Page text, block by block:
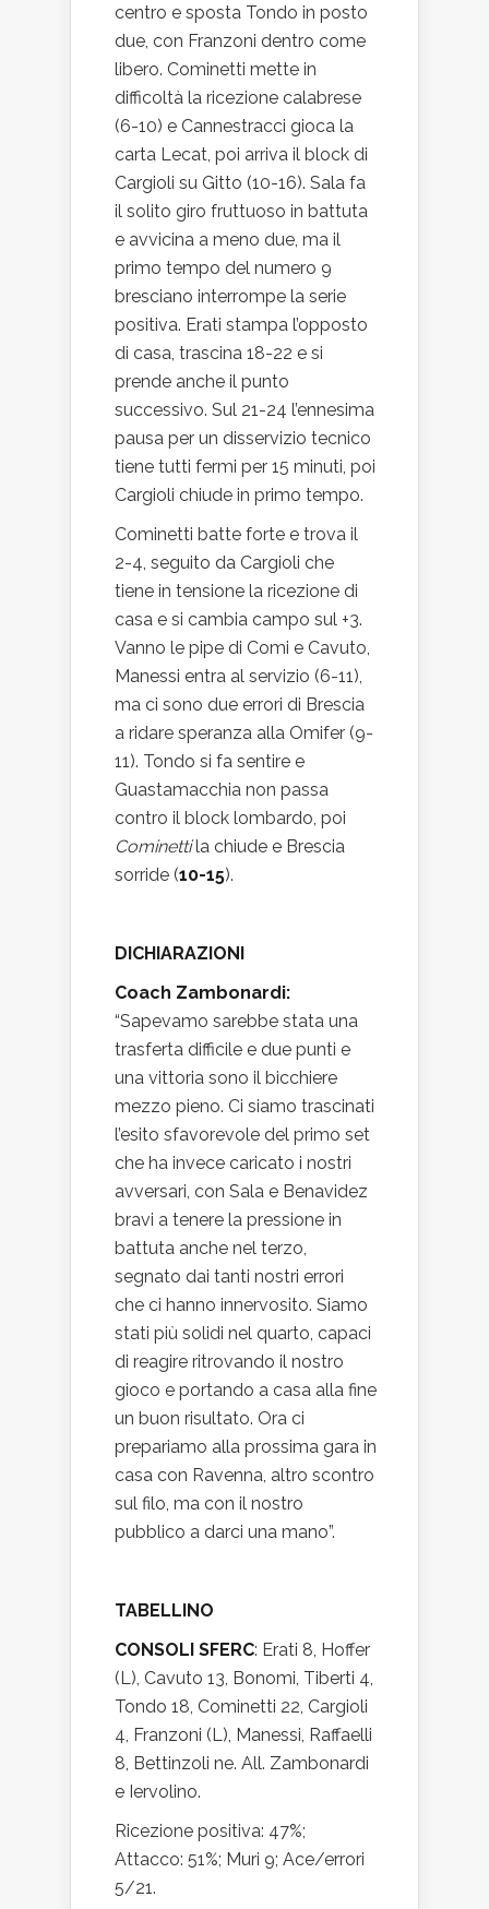
centro e sposta Tondo in posto
due, con Franzoni dentro come
libero. Cominetti mette in
difficoltà la ricezione calabrese
(6-10) e Cannestracci gioca la
carta Lecat, poi arriva il block di
Cargioli su Gitto (10-16). Sala fa
il solito giro fruttuoso in battuta
e avvicina a meno due, ma il
primo tempo del numero 9
bresciano interrompe la serie
positiva. Erati stampa l’opposto
di casa, trascina 18-22 e si
prende anche il punto
successivo. Sul 21-24 l’ennesima
pausa per un disservizio tecnico
tiene tutti fermi per 15 minuti, poi
Cargioli chiude in primo tempo.
Cominetti batte forte e trova il
2-4, seguito da Cargioli che
tiene in tensione la ricezione di
casa e si cambia campo sul +3.
Vanno le pipe di Comi e Cavuto,
Manessi entra al servizio (6-11),
ma ci sono due errori di Brescia
a ridare speranza alla Omifer (9-
11). Tondo si fa sentire e
Guastamacchia non passa
contro il block lombardo, poi
Cominettila chiude e Brescia
sorride (10-15).
DICHIARAZIONI
Coach Zambonardi:
“Sapevamo sarebbe stata una
trasferta difficile e due punti e
una vittoria sono il bicchiere
mezzo pieno. Ci siamo trascinati
l’esito sfavorevole del primo set
che ha invece caricato i nostri
avversari, con Sala e Benavidez
bravi a tenere la pressione in
battuta anche nel terzo,
segnato dai tanti nostri errori
che ci hanno innervosito. Siamo
stati più solidi nel quarto, capaci
di reagire ritrovando il nostro
gioco e portando a casa alla fine
un buon risultato. Ora ci
prepariamo alla prossima gara in
casa con Ravenna, altro scontro
sul filo, ma con il nostro
pubblico a darci una mano”.
TABELLINO
CONSOLI SFERC: Erati 8, Hoffer
(L), Cavuto 13, Bonomi, Tiberti 4,
Tondo 18, Cominetti 22, Cargioli
4, Franzoni (L), Manessi, Raffaelli
8, Bettinzoli ne. All. Zambonardi
e Iervolino.
Ricezione positiva: 47%;
Attacco: 51%; Muri 9; Ace/errori
5/21.